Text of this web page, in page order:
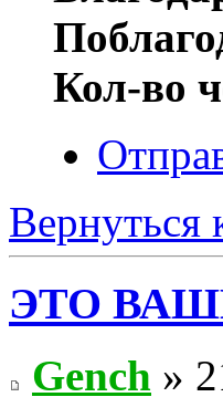
Кол-во
Вернуться
ЭТО
Gench »